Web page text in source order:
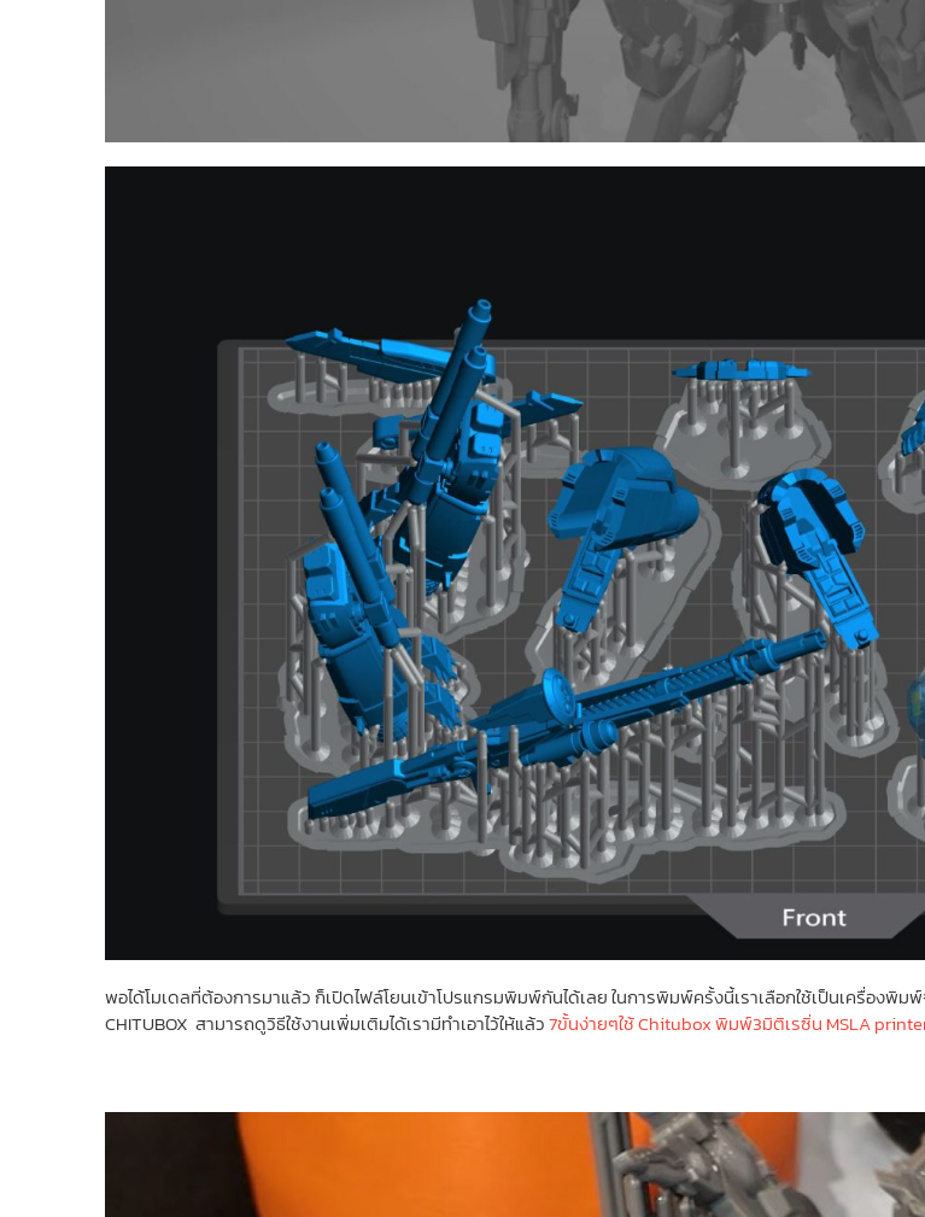
พอได้โมเดลที่ต้องการมาแล้ว ก็เปิดไฟล์โยนเข้าโปรแกรมพิมพ์กันได้เลย ในการพิมพ์ครั้งนี้เราเลือกใช้เป็นเครื่องพิม
CHITUBOX สามารถดูวิธีใช้งานเพิ่มเติมได้เรามีทำเอาไว้ให้แล้ว7ขั้นง่ายๆใช้ Chitubox พิมพ์3มิติเรซิ่น MSLA